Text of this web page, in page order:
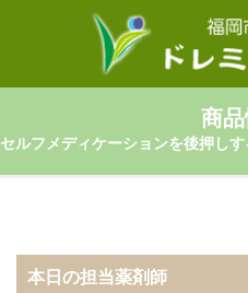
商
セルフメディケーションを後押し
本日の担当薬剤師